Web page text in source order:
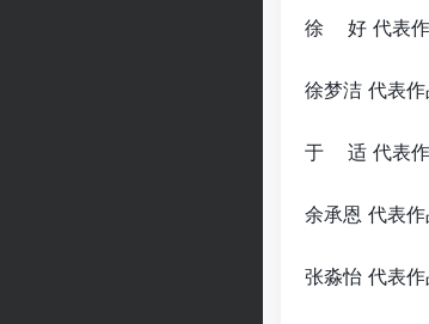
徐 好 代
徐梦洁 代
于 适 代表
余承恩 代
张淼怡 代